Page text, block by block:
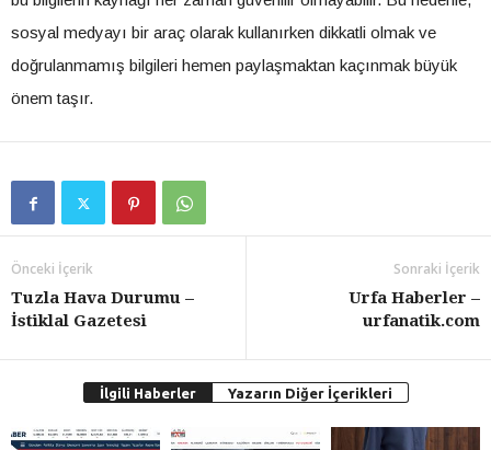
sosyal medyayı bir araç olarak kullanırken dikkatli olmak ve
doğrulanmamış bilgileri hemen paylaşmaktan kaçınmak büyük
önem taşır.
Önceki İçerik
Tuzla Hava Durumu –
İstiklal Gazetesi
Sonraki İçerik
Urfa Haberler –
urfanatik.com
İlgili Haberler Yazarın Diğer İçerikleri